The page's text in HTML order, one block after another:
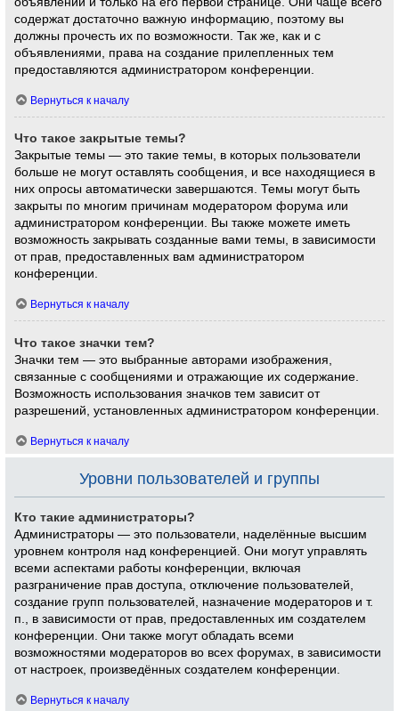
содержат достаточно важную информацию, поэтому вы
должны прочесть их по возможности. Так же, как и с
объявлениями, права на создание прилепленных тем
предоставляются администратором конференции.
Вернуться к началу
Что такое закрытые темы?
Закрытые темы — это такие темы, в которых пользователи
больше не могут оставлять сообщения, и все находящиеся в
них опросы автоматически завершаются. Темы могут быть
закрыты по многим причинам модератором форума или
администратором конференции. Вы также можете иметь
возможность закрывать созданные вами темы, в зависимости
от прав, предоставленных вам администратором
конференции.
Вернуться к началу
Что такое значки тем?
Значки тем — это выбранные авторами изображения,
связанные с сообщениями и отражающие их содержание.
Возможность использования значков тем зависит от
разрешений, установленных администратором конференции.
Вернуться к началу
Уровни пользователей и группы
Кто такие администраторы?
Администраторы — это пользователи, наделённые высшим
уровнем контроля над конференцией. Они могут управлять
всеми аспектами работы конференции, включая
разграничение прав доступа, отключение пользователей,
создание групп пользователей, назначение модераторов и т.
п., в зависимости от прав, предоставленных им создателем
конференции. Они также могут обладать всеми
возможностями модераторов во всех форумах, в зависимости
от настроек, произведённых создателем конференции.
Вернуться к началу